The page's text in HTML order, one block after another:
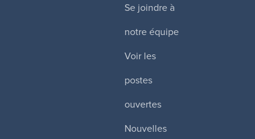
Se joindre à
notre équipe
Voir les
postes
ouvertes
Nouvelles